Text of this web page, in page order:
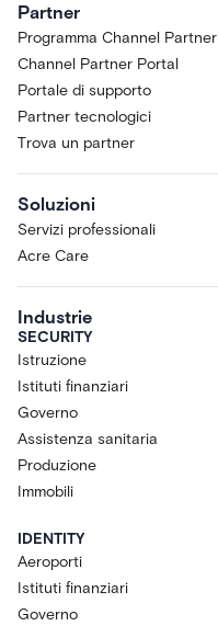
Partner
Programma Channel Partner
Channel Partner Portal
Portale di supporto
Partner tecnologici
Trova un partner
Soluzioni
Servizi professionali
Acre Care
Industrie
SECURITY
Istruzione
Istituti finanziari
Governo
Assistenza sanitaria
Produzione
Immobili
IDENTITY
Aeroporti
Istituti finanziari
Governo